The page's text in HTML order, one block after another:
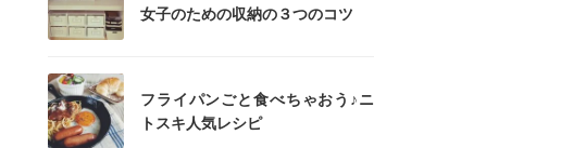
女子のための収納の３つのコツ
フライパンごと食べちゃおう♪ニ
トスキ人気レシピ